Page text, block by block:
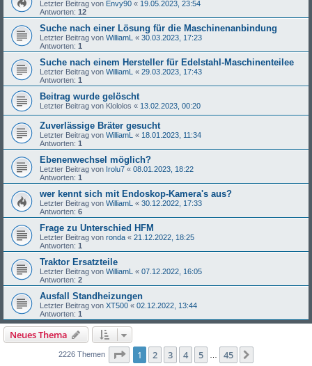
Letzter Beitrag von Envy90 « 19.05.2023, 23:54
Antworten: 12
Suche nach einer Lösung für die Maschinenanbindung
Letzter Beitrag von WilliamL « 30.03.2023, 17:23
Antworten: 1
Suche nach einem Hersteller für Edelstahl-Maschinenteilee
Letzter Beitrag von WilliamL « 29.03.2023, 17:43
Antworten: 1
Beitrag wurde gelöscht
Letzter Beitrag von Klololos « 13.02.2023, 00:20
Zuverlässige Bräter gesucht
Letzter Beitrag von WilliamL « 18.01.2023, 11:34
Antworten: 1
Ebenenwechsel möglich?
Letzter Beitrag von Irolu7 « 08.01.2023, 18:22
Antworten: 1
wer kennt sich mit Endoskop-Kamera's aus?
Letzter Beitrag von WilliamL « 30.12.2022, 17:33
Antworten: 6
Frage zu Unterschied HFM
Letzter Beitrag von ronda « 21.12.2022, 18:25
Antworten: 1
Traktor Ersatzteile
Letzter Beitrag von WilliamL « 07.12.2022, 16:05
Antworten: 2
Ausfall Standheizungen
Letzter Beitrag von XT500 « 02.12.2022, 13:44
Antworten: 1
Neues Thema
2226 Themen Seite 1von 45
1 2 3 4 5 45